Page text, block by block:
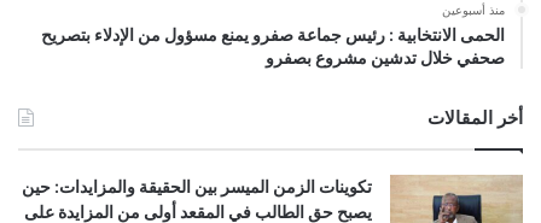
منذ أسبوعين
الحمى الانتخابية : رئيس جماعة صفرو يمنع مسؤول من الإدلاء بتصريح
صحفي خلال تدشين مشروع بصفرو
أخر المقالات
تكوينات الزمن الميسر بين الحقيقة والمزايدات: حين
يصبح حق الطالب في المقعد أولى من المزايدة على